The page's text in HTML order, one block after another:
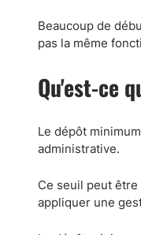
Beaucoup de
pas la même
Qu'est-ce
Le dépôt
administrative.
Ce seuil peut
appliquer une